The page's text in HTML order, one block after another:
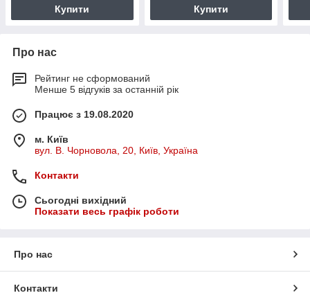
Купити Купити
Про нас
Рейтинг не сформований
Менше 5 відгуків за останній рік
Працює з 19.08.2020
м. Київ
вул. В. Чорновола, 20, Київ, Україна
Контакти
Сьогодні вихідний
Показати весь графік роботи
Про нас
Контакти